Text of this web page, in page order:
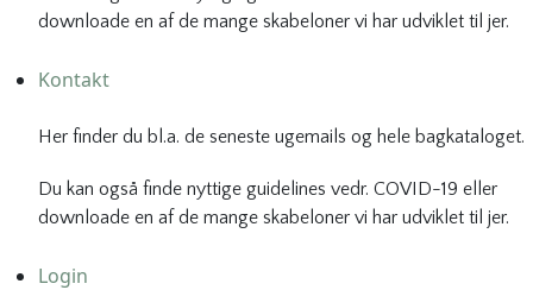
downloade en af de mange skabeloner vi har udviklet til jer.
Kontakt
Her finder du bl.a. de seneste ugemails og hele bagkataloget.
Du kan også finde nyttige guidelines vedr. COVID-19 eller
downloade en af de mange skabeloner vi har udviklet til jer.
Login